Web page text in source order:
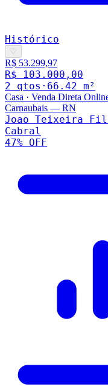
Histórico
♡
R$ 53.299,97
R$ 103.000,00
2 qtos · 66.42 m²
Casa · Venda Direta
Carnaubais — RN
Joao Teixeira
Cabral
47% OFF